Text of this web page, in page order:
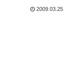
2009.03.25